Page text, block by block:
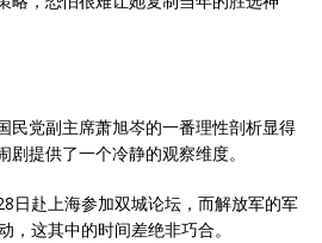
民党副主席萧旭岑的一番理性剖析显得
提供了一个冷静的观察维度。
日赴上海参加双城论坛，而解放军的军
，这其中的时间差绝非巧合。